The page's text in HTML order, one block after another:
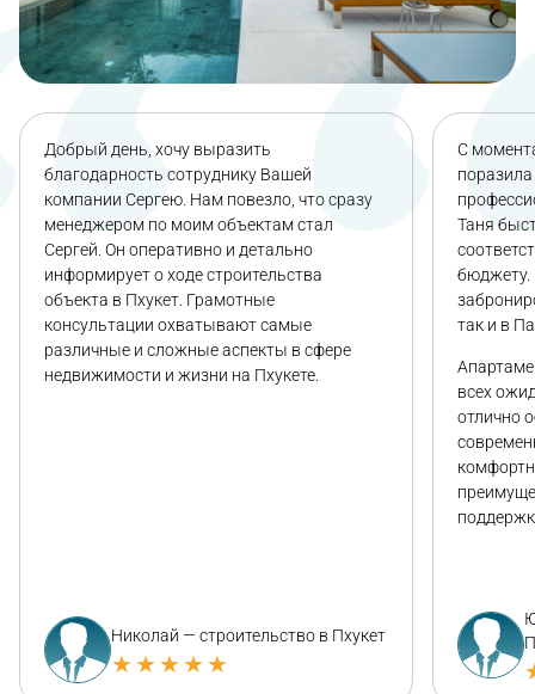
Добрый день, хочу выразить
благодарность сотруднику Вашей
компании Сергею. Нам повезло, что сразу
менеджером по моим объектам стал
Сергей. Он оперативно и детально
информирует о ходе строительства
объекта в Пхукет. Грамотные
консультации охватывают самые
различные и сложные аспекты в сфере
недвижимости и жизни на Пхукете.
Николай — строительство в Пхукет
★★★★★
С
Таня
бюджету.
так и в
всех
отлично